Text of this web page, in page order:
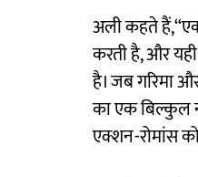
अली कहते हैं,“एक
करती है, और
है। जब गरिमा
का एक बिल्कुल
एक्शन-रोमांस